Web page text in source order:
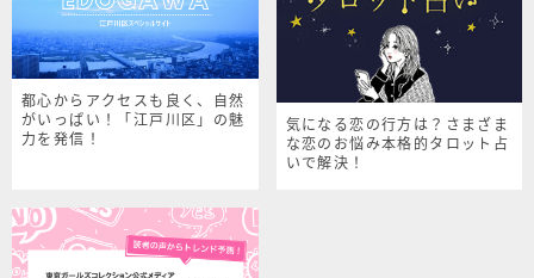
都心からアクセスも良く、自然
がいっぱい！「江戸川区」の魅
力を発信！
気になる恋の行方は？さまざま
な恋のお悩み本格的タロット占
いで解決！